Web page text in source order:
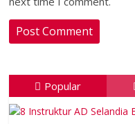
Popular